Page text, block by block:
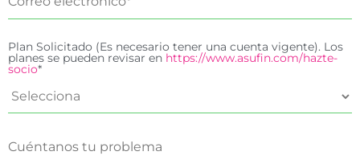
Plan Solicitado (Es necesario tener una cuenta vigente). Los
planes se pueden revisar en https://www.asufin.com/hazte-
socio*